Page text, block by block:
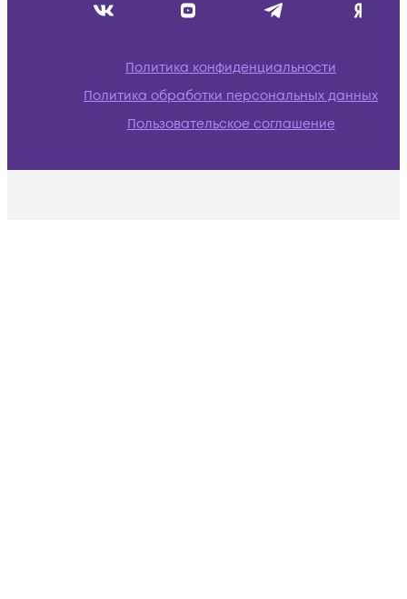
Политика конфиденциальности
Политика обработки персональных данных
Пользовательское соглашение